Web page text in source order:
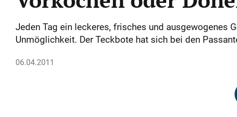
Jeden Tag ein leckeres, frisches und ausgewogenes
Unmöglichkeit. Der Teckbote hat sich bei den
06.04.2011